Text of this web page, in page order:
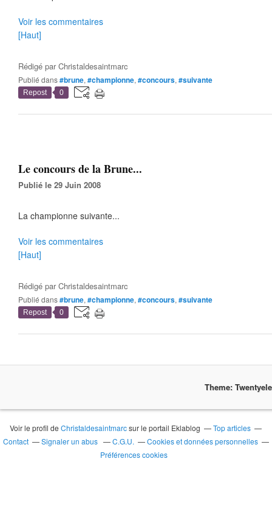
Voir les commentaires
[Haut]
Rédigé parChristaldesaintmarc
Publié dans#brune, #championne, #concours, #suivante
Repost 0
Le concours de la Brune...
Publié le 29 Juin 2008
La championne suivante...
Voir les commentaires
[Haut]
Rédigé parChristaldesaintmarc
Publié dans#brune, #championne, #concours, #suivante
Repost 0
Theme:
Voir le profil deChristaldesaintmarcsur le portail Eklablog
Top articles
Contact
Signaler un abus C.G.U.
Cookies et données personnelles
Préférences cookies